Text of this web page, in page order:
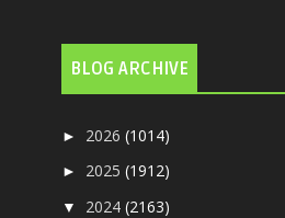
BLOG ARCHIVE
► 2026(1014)
► 2025(1912)
▼ 2024(2163)